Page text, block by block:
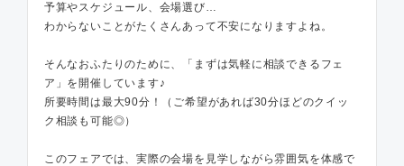
予算やスケジュール、会場選び…
わからないことがたくさんあって不安になりますよね。
そんなおふたりのために、「まずは気軽に相談できるフェ
ア」を開催しています♪
所要時間は最大90分！（ご希望があれば30分ほどのクイッ
ク相談も可能◎）
このフェアでは、実際の会場を見学しながら雰囲気を体感で